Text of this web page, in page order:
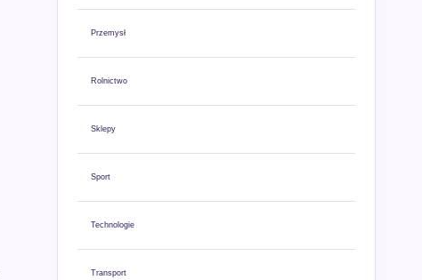
Przemysł
Rolnictwo
Sklepy
Sport
Technologie
Transport